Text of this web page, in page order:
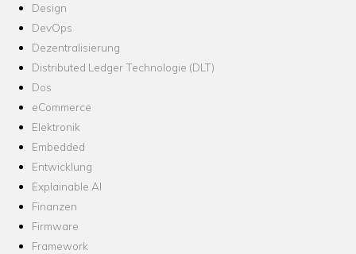
Design
DevOps
Dezentralisierung
Distributed Ledger Technologie (DLT)
Dos
eCommerce
Elektronik
Embedded
Entwicklung
Explainable AI
Finanzen
Firmware
Framework